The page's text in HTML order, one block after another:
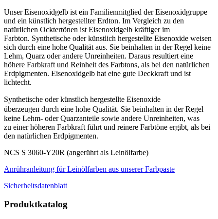
Unser Eisenoxidgelb ist ein Familienmitglied der Eisenoxidgruppe
und ein künstlich hergestellter Erdton. Im Vergleich zu den
natürlichen Ocktertönen ist Eisenoxidgelb kräftiger im
Farbton. Synthetische oder künstlich hergestellte Eisenoxide weisen
sich durch eine hohe Qualität aus. Sie beinhalten in der Regel keine
Lehm, Quarz oder andere Unreinheiten. Daraus resultiert eine
höhere Farbkraft und Reinheit des Farbtons, als bei den natürlichen
Erdpigmenten. Eisenoxidgelb hat eine gute Deckkraft und ist
lichtecht.
Synthetische oder künstlich hergestellte Eisenoxide
überzeugen durch eine hohe Qualität. Sie beinhalten in der Regel
keine Lehm- oder Quarzanteile sowie andere Unreinheiten, was
zu einer höheren Farbkraft führt und reinere Farbtöne ergibt, als bei
den natürlichen Erdpigmenten.
NCS S 3060-Y20R (angerührt als Leinölfarbe)
Anrühranleitung für Leinölfarben aus unserer Farbpaste
Sicherheitsdatenblatt
Produktkatalog